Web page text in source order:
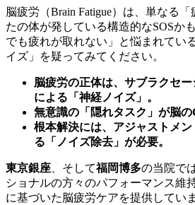
脳疲労（Brain Fatigue）は、単なる
たの体が発している構造的なSOSか
でも疲れが取れない」と悩まれてい
イズ」を疑ってみてください。
脳疲労の正体は、サブラクセー
による「神経ノイズ」。
無意識の「隠れタスク」が脳の
根本解決には、アジャストメ
る「ノイズ除去」が必要。
東京銀座 、そして福岡博多の当院で
ショナルの方々のパフォーマンス維
に基づいた脳疲労ケアを提供してい